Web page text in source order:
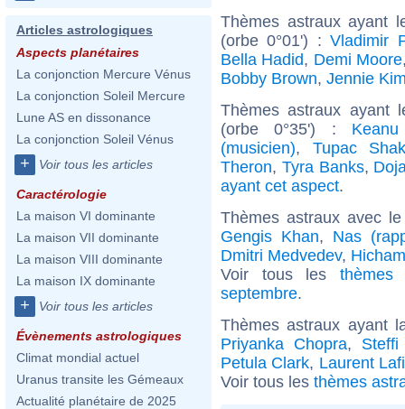
Articles astrologiques
Aspects planétaires
La conjonction Mercure Vénus
La conjonction Soleil Mercure
Lune AS en dissonance
La conjonction Soleil Vénus
+ Voir tous les articles
Caractérologie
La maison VI dominante
La maison VII dominante
La maison VIII dominante
La maison IX dominante
+ Voir tous les articles
Évènements astrologiques
Climat mondial actuel
Uranus transite les Gémeaux
Actualité planétaire de 2025
Thèmes astraux ayant
(orbe 0°01') :Vladimir
Bella Hadid, Demi Moore
Bobby Brown, Jennie
Thèmes astraux ayant
(orbe 0°35') :
(musicien), Tupac
Theron, Tyra Banks,
ayant cet aspect.
Thèmes astraux avec
Gengis Khan, Nas
Dmitri Medvedev,
Voir tous les
septembre.
Thèmes astraux ayant
Priyanka Chopra,
Petula Clark, Laurent
Voir tous les thèmes